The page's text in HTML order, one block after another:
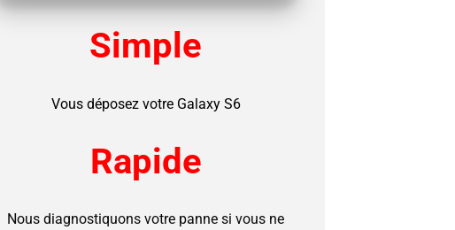
Simple
Vous déposez votre Galaxy S6
Rapide
Nous diagnostiquons votre panne si vous ne